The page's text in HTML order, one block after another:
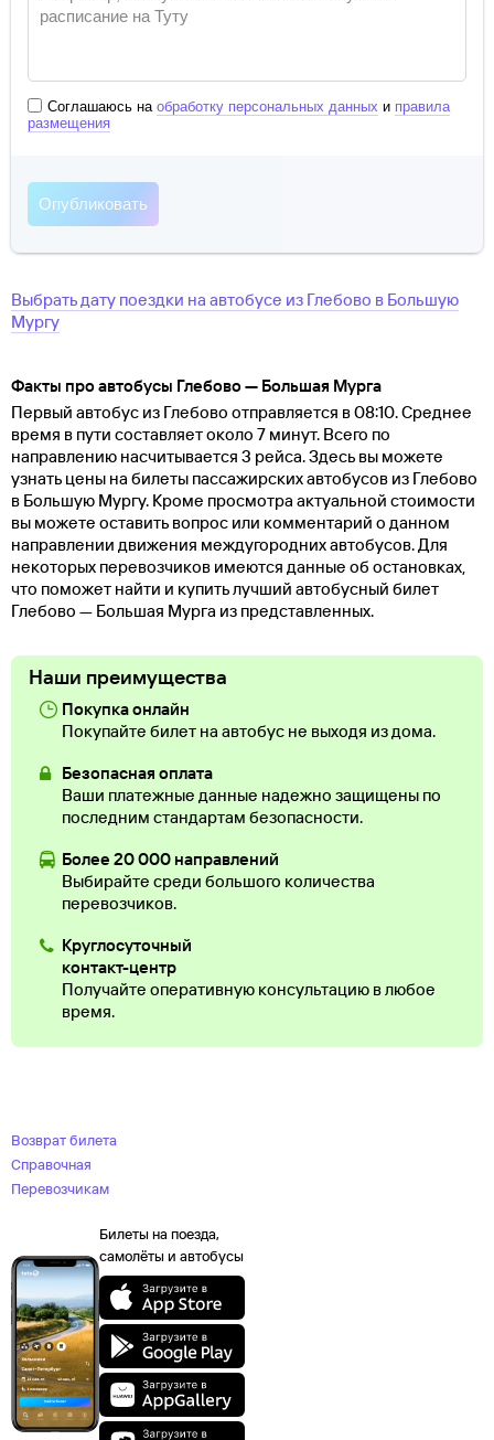
Соглашаюсь на обработку персональных данных и правила
размещения
Выбрать дату поездки на автобусе из Глебово в Большую
Мургу
Факты про автобусы Глебово — Большая Мурга
Первый автобус из Глебово отправляется в 08:10. Среднее
время в пути составляет около 7 минут. Всего по
направлению насчитывается 3 рейса. Здесь вы можете
узнать цены на билеты пассажирских автобусов из Глебово
в Большую Мургу. Кроме просмотра актуальной стоимости
вы можете оставить вопрос или комментарий о данном
направлении движения междугородних автобусов. Для
некоторых перевозчиков имеются данные об остановках,
что поможет найти и купить лучший автобусный билет
Глебово — Большая Мурга из представленных.
Наши преимущества
Покупка онлайн
Покупайте билет на автобус не выходя из дома.
Безопасная оплата
Ваши платежные данные надежно защищены по
последним стандартам безопасности.
Более 20 000 направлений
Выбирайте среди большого количества
перевозчиков.
Круглосуточный
контакт-центр
Получайте оперативную консультацию в любое
время.
Возврат билета
Справочная
Перевозчикам
Билеты на поезда,
самолёты и автобусы